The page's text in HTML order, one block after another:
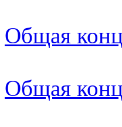
Общая
Общая